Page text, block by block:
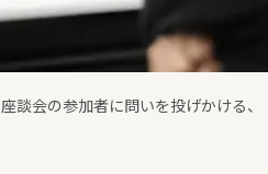
翻訳劇ユニット「ポウジュ」主宰の稲